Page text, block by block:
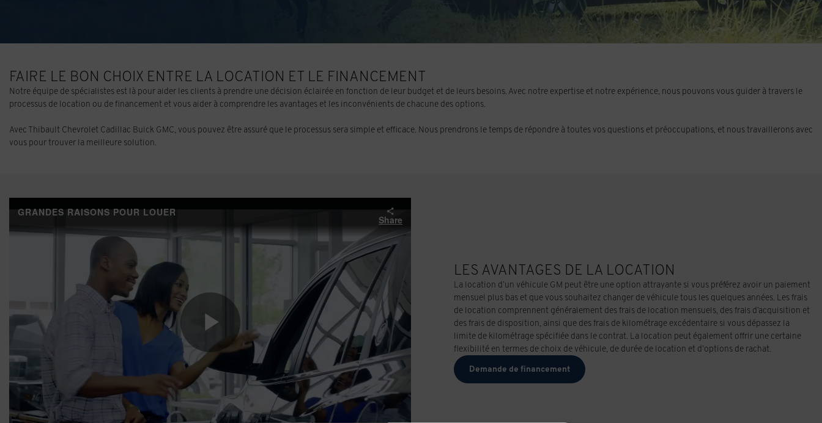
FAIRE LE BON CHOIX ENTRE LA LOCATION ET LE FINANCEMENT
Notre équipe de spécialistes est là pour aider les clients à prendre une décision éclairée en fonction de leur budget et de leurs besoins. Avec notre expertise et notre expérience, nous pouvons vous guider à travers le
processus de location ou de financement et vous aider à comprendre les avantages et les inconvénients de chacune des options.
Avec Thibault Chevrolet Cadillac Buick GMC, vous pouvez être assuré que le processus sera simple et efficace. Nous prendrons le temps de répondre à toutes vos questions et préoccupations, et nous travaillerons avec
vous pour trouver la meilleure solution.
LES AVANTAGES DE LA LOCATION
La location d’un véhicule GM peut être une option attrayante si vous préférez avoir un paiement
mensuel plus bas et que vous souhaitez changer de véhicule tous les quelques années. Les frais
de location comprennent généralement des frais de location mensuels, des frais d’acquisition et
des frais de disposition, ainsi que des frais de kilométrage excédentaire si vous dépassez la
limite de kilométrage spécifiée dans le contrat. La location peut également offrir une certaine
flexibilité en termes de choix de véhicule, de durée de location et d’options de rachat.
Demande de financement